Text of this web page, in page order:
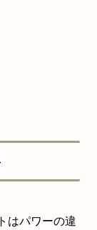
はパワーの違